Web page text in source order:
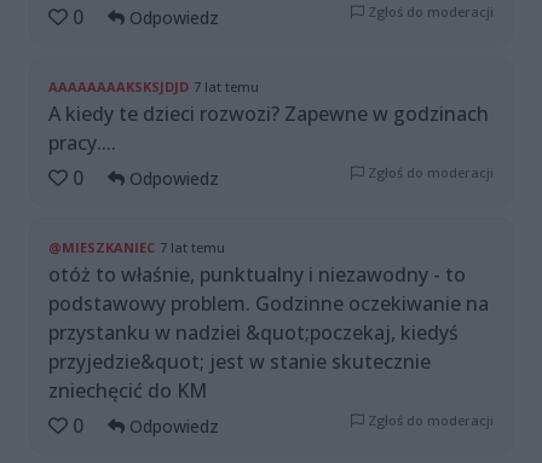
0
Odpowiedz Zgłoś do moderacji
AAAAAAAAKSKSJDJD 7 lat temu
A kiedy te dzieci rozwozi? Zapewne w godzinach
pracy....
0
Odpowiedz Zgłoś do moderacji
@MIESZKANIEC 7 lat temu
otóż to właśnie, punktualny i niezawodny - to
podstawowy problem. Godzinne oczekiwanie na
przystanku w nadziei &quot;poczekaj, kiedyś
przyjedzie&quot; jest w stanie skutecznie
zniechęcić do KM
0
Odpowiedz Zgłoś do moderacji